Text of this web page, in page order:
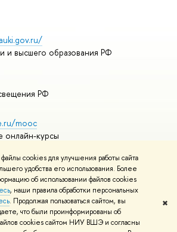
cookies для улучшения работы сайта
удобства его использования. Более
об использовании файлов cookies
, наши правила обработки персональных
. Продолжая пользоваться сайтом, вы
что были проинформированы об
cookies сайтом НИУ ВШЭ и согласны
✖
и высшего образования РФ
РФ
mooc
онлайн-курсы
Адреса и контакты
материалов
технологий в НИУ ВШЭ